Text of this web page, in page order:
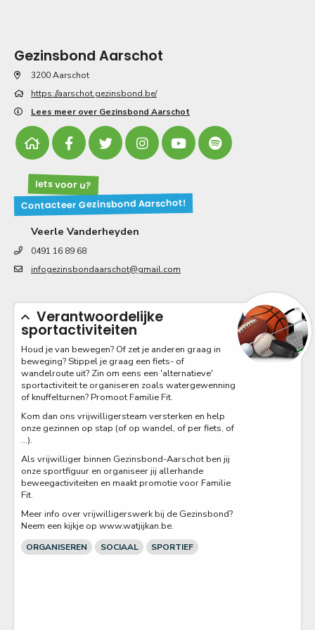
Gezinsbond Aarschot
3200 Aarschot
https://aarschot.gezinsbond.be/
Lees meer over Gezinsbond Aarschot
Iets voor u?
Contacteer Gezinsbond Aarschot!
Veerle Vanderheyden
0491 16 89 68
infogezinsbondaarschot@gmail.com
Verantwoordelijke
sportactiviteiten
Houd je van bewegen? Of zet je anderen graag in
beweging? Stippel je graag een fiets- of
wandelroute uit? Zin om eens een 'alternatieve'
sportactiviteit te organiseren zoals watergewenning
of knuffelturnen? Promoot Familie Fit.
Kom dan ons vrijwilligersteam versterken en help
onze gezinnen op stap (of op wandel, of per fiets, of
…).
Als vrijwilliger binnen Gezinsbond-Aarschot ben jij
onze sportfiguur en organiseer jij allerhande
beweegactiviteiten en maakt promotie voor Familie
Fit.
Meer info over vrijwilligerswerk bij de Gezinsbond?
Neem een kijkje op www.watjijkan.be.
ORGANISEREN SOCIAAL SPORTIEF